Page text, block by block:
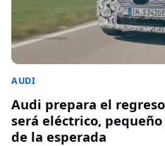
AUDI
Audi prepara el
será eléctrico,
de la esperada